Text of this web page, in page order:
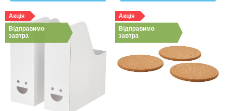
Акція
Відправимо
завтра
Акція
Відправимо
завтра